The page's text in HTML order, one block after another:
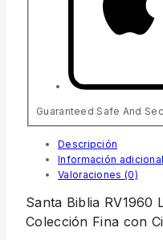
Guaranteed Safe And
Descripción
Información adicional
Valoraciones (0)
Santa Biblia RV1960
Colección Fina con